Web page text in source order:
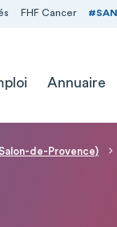
FHF Cancer
Annuaire
de-Provence)